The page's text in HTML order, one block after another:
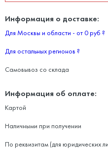
Информация о доставке:
Для Москвы и области - от 0 руб ?
Для остальных регионов ?
Самовывоз со склада
Информация об оплате:
Картой
Наличными при получении
По реквизитам (для юридических